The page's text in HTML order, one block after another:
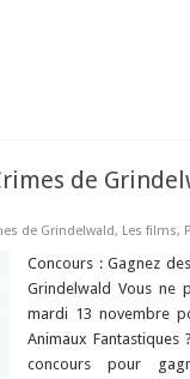
de
de Grindelwald, Les films,
Concours : Gagnez
Grindelwald Vous ne
mardi 13 novembre
Animaux Fantastiques
concours pour